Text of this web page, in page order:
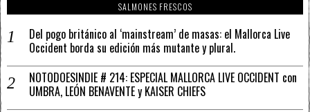
SALMONES FRESCOS
Del pogo británico al ‘mainstream’ de masas: el Mallorca Live
Occident borda su edición más mutante y plural.
NOTODOESINDIE # 214: ESPECIAL MALLORCA LIVE OCCIDENT con
UMBRA, LEÓN BENAVENTE y KAISER CHIEFS